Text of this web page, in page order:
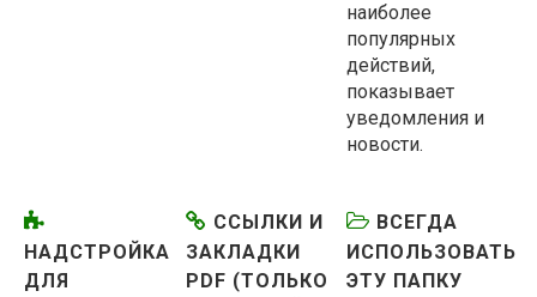
наиболее
популярных
действий,
показывает
уведомления и
новости.
НАДСТРОЙКА
ДЛЯ
ССЫЛКИ И
ЗАКЛАДКИ
PDF (ТОЛЬКО
ВСЕГДА
ИСПОЛЬЗОВАТЬ
ЭТУ ПАПКУ